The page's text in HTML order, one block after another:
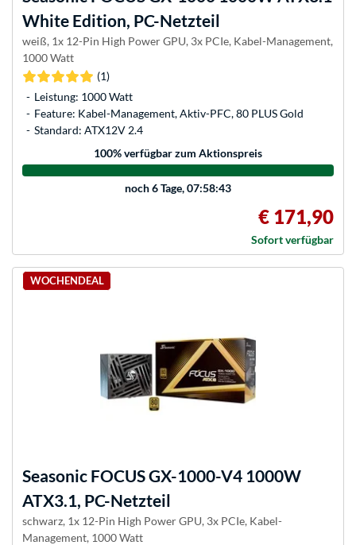
White Edition, PC-Netzteil
weiß, 1x 12-Pin High Power GPU, 3x PCIe, Kabel-Management,
1000 Watt
(1)
Leistung: 1000 Watt
Feature: Kabel-Management, Aktiv-PFC, 80 PLUS Gold
Standard: ATX12V 2.4
100% verfügbar zum Aktionspreis
noch6 Tage, 07:58:43
€ 171,90
Sofort verfügbar
WOCHENDEAL
Seasonic FOCUS GX-1000-V4 1000W
ATX3.1, PC-Netzteil
schwarz, 1x 12-Pin High Power GPU, 3x PCIe, Kabel-
Management, 1000 Watt